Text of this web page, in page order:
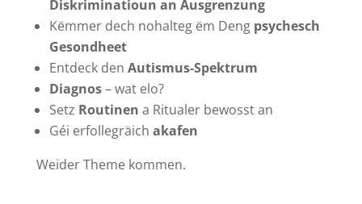
Diskriminatioun an Ausgrenzung
Këmmer dech nohalteg ëm Deng psychesch
Gesondheet
Entdeck den Autismus-Spektrum
Diagnos– wat elo?
Setz Routinen a Ritualer bewosst an
Géi erfollegräich akafen
Weider Theme kommen.